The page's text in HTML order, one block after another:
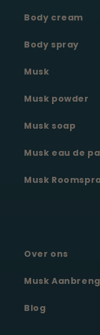
Body cream
Body spray
Musk
Musk powder
Musk soap
Musk eau de
Musk
Over ons
Musk
Blog